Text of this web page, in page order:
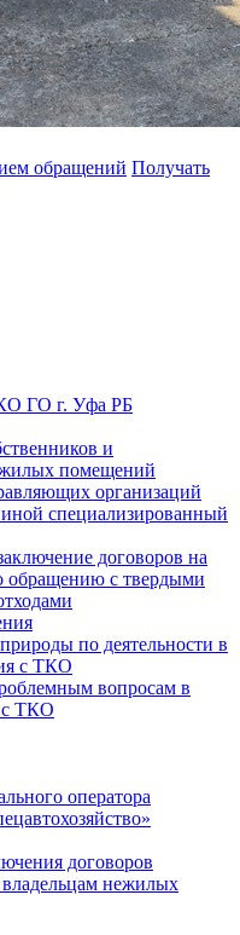
обращений Получать
ГО г. Уфа РБ
и
помещений
организаций
специализированный
договоров на
обращению с твердыми
по деятельности в
с ТКО
вопросам в
с ТКО
оператора
договоров
нежилых